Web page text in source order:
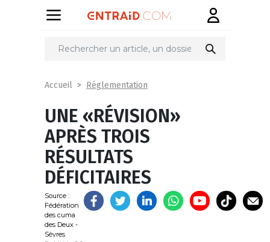
Partager
Accueil Réglementation
UNE «RÉVISION»
APRÈS TROIS
RÉSULTATS
DÉFICITAIRES
Source :
Fédération
des cuma
des Deux -
Sèvres